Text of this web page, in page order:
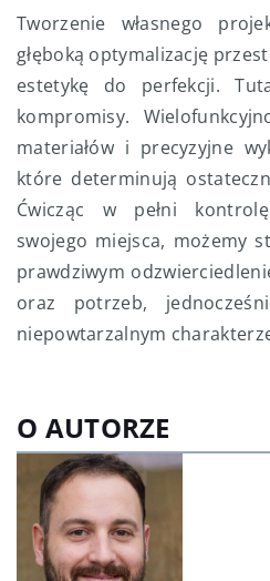
Tworzenie własnego
głęboką optymalizację
estetykę do perfekcji.
kompromisy.
materiałów i precyzyjne
które determinują
Ćwicząc w pełni
swojego miejsca, możemy
prawdziwym
oraz potrzeb,
niepowtarzalnym
O AUTORZE